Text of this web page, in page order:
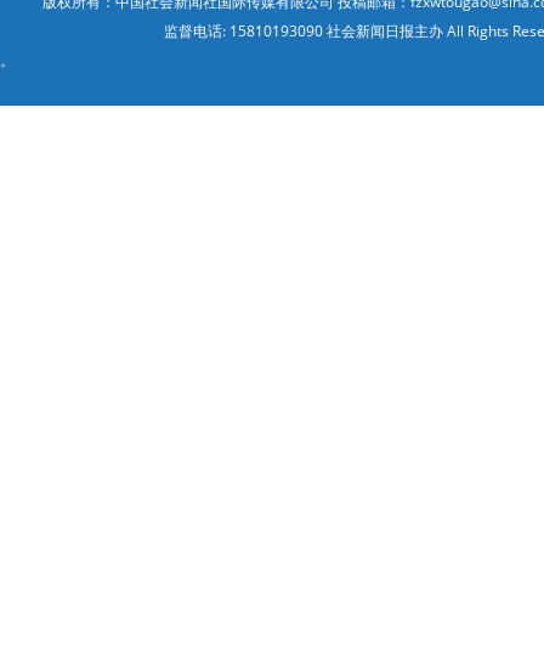
监督电话: 15810193090 社会新闻日报主办 All Rights
。